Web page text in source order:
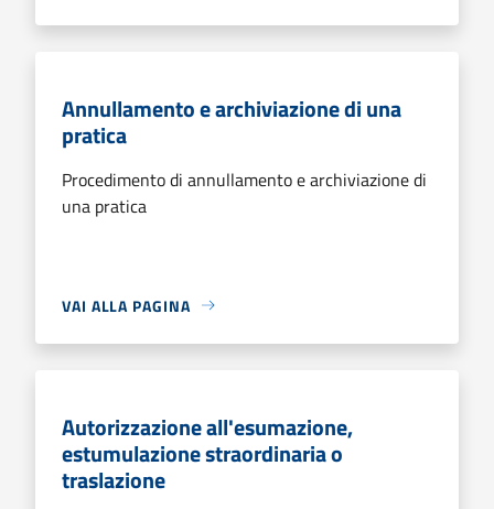
Annullamento e archiviazione di una
pratica
Procedimento di annullamento e archiviazione di
una pratica
VAI ALLA PAGINA
Autorizzazione all'esumazione,
estumulazione straordinaria o
traslazione